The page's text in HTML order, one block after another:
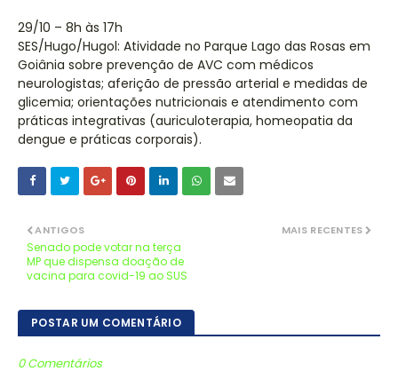
29/10 – 8h às 17h
SES/Hugo/Hugol: Atividade no Parque Lago das Rosas em
Goiânia sobre prevenção de AVC com médicos
neurologistas; aferição de pressão arterial e medidas de
glicemia; orientações nutricionais e atendimento com
práticas integrativas (auriculoterapia, homeopatia da
dengue e práticas corporais).
MAIS RECENTES
ANTIGOS
Senado pode votar na terça
MP que dispensa doação de
vacina para covid-19 ao SUS
POSTAR UM COMENTÁRIO
0 Comentários